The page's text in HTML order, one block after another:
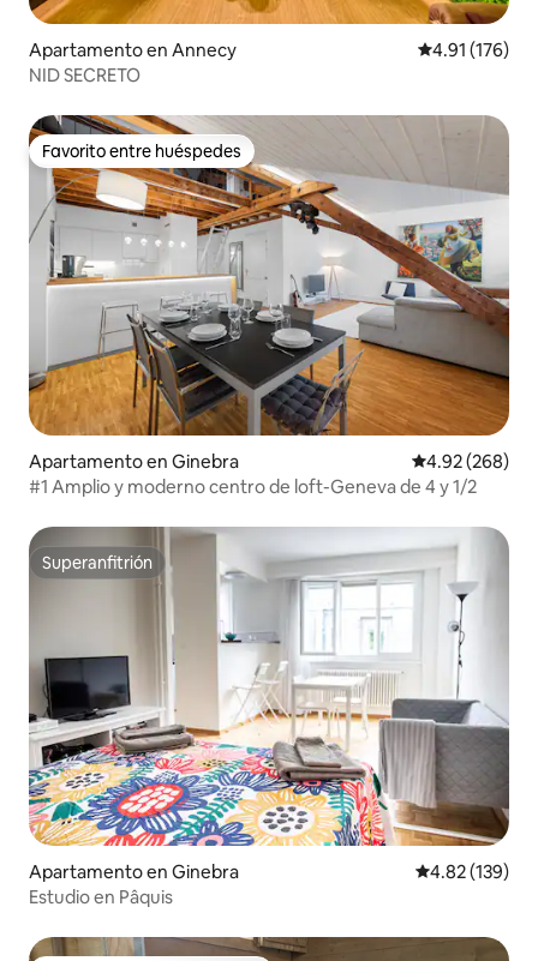
Apartamento en Annecy Calificación
4.91 (176)
NID SECRETO
Favorito entre huéspedes
Favorito entre huéspedes
Apartamento en Ginebra Calificación
4.92 (268)
#1 Amplio y moderno centro de loft-Geneva de 4 y 1/2
Superanfitrión
Superanfitrión
Apartamento en Ginebra Calificación
4.82 (139)
Estudio en Pâquis